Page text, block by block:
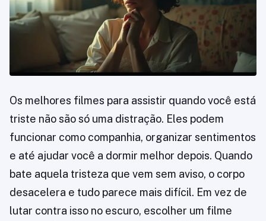
Os melhores filmes para assistir quando você está
triste não são só uma distração. Eles podem
funcionar como companhia, organizar sentimentos
e até ajudar você a dormir melhor depois. Quando
bate aquela tristeza que vem sem aviso, o corpo
desacelera e tudo parece mais difícil. Em vez de
lutar contra isso no escuro, escolher um filme